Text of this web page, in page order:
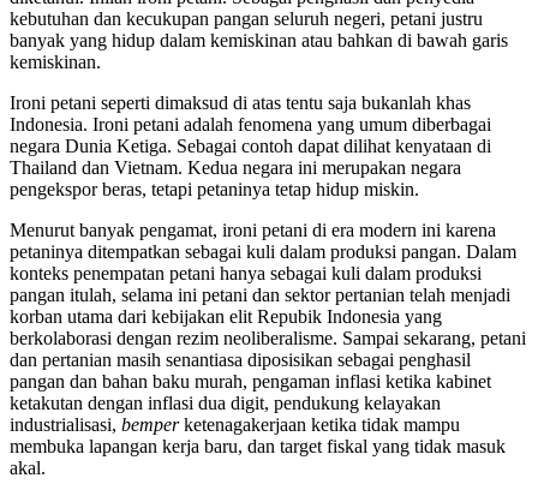
kebutuhan dan kecukupan pangan seluruh negeri, petani justru
banyak yang hidup dalam kemiskinan atau bahkan di bawah garis
kemiskinan.
Ironi petani seperti dimaksud di atas tentu saja bukanlah khas
Indonesia. Ironi petani adalah fenomena yang umum diberbagai
negara Dunia Ketiga. Sebagai contoh dapat dilihat kenyataan di
Thailand dan Vietnam. Kedua negara ini merupakan negara
pengekspor beras, tetapi petaninya tetap hidup miskin.
Menurut banyak pengamat, ironi petani di era modern ini karena
petaninya ditempatkan sebagai kuli dalam produksi pangan. Dalam
konteks penempatan petani hanya sebagai kuli dalam produksi
pangan itulah, selama ini petani dan sektor pertanian telah menjadi
korban utama dari kebijakan elit Repubik Indonesia yang
berkolaborasi dengan rezim neoliberalisme. Sampai sekarang, petani
dan pertanian masih senantiasa diposisikan sebagai penghasil
pangan dan bahan baku murah, pengaman inflasi ketika kabinet
ketakutan dengan inflasi dua digit, pendukung kelayakan
industrialisasi, bemperketenagakerjaan ketika tidak mampu
membuka lapangan kerja baru, dan target fiskal yang tidak masuk
akal.